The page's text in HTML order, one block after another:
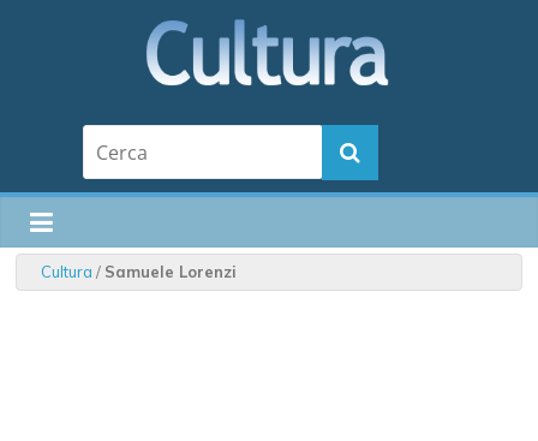
Cultura / Samuele Lorenzi